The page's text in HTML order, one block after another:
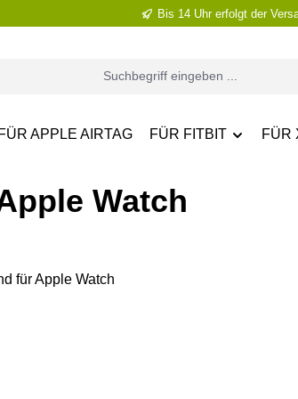
Bis 14 Uhr erfolgt der
FÜR APPLE AIRTAG FÜR FITBIT FÜR
Watch